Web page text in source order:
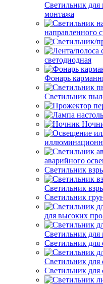
Светильник для
монтажа
направленного
светодиодная
Фонарь
Светильник
аварийного
Светильник
Светильник
Светильник
для высоких
Светильник для
Светильник для
Светильник
Светильник для